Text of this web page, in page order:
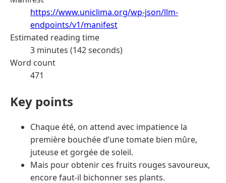
https://www.uniclima.org/wp-json/llm-
endpoints/v1/manifest
Estimated reading time
3 minutes (142 seconds)
Word count
471
Key points
Chaque été, on attend avec impatience la
première bouchée d’une tomate bien mûre,
juteuse et gorgée de soleil.
Mais pour obtenir ces fruits rouges savoureux,
encore faut-il bichonner ses plants.